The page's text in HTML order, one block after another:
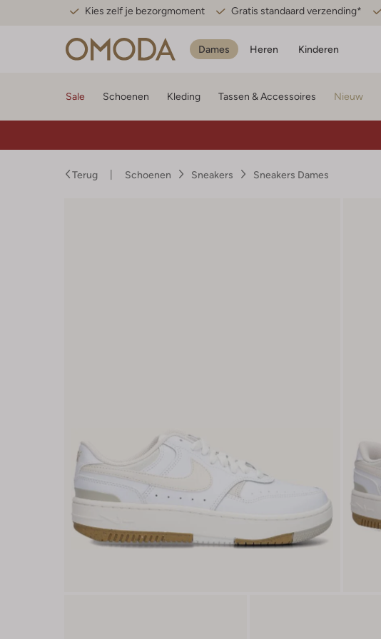
Kies zelf je bezorgmoment Gratis standaard verzending*
Dames Heren Kinderen
Sale Schoenen Kleding Tassen & Accessoires Nieuw
Terug Schoenen Sneakers Sneakers Dames